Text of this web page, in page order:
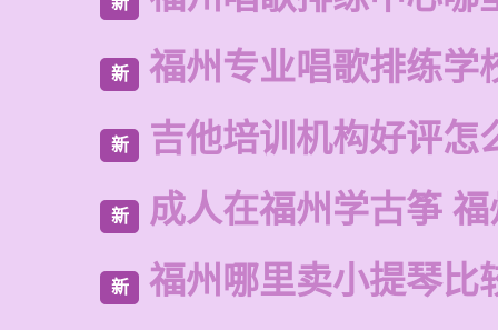
新 福州专业唱歌排练学
新 吉他培训机构好评怎
新 成人在福州学古筝
新 福州哪里卖小提琴比